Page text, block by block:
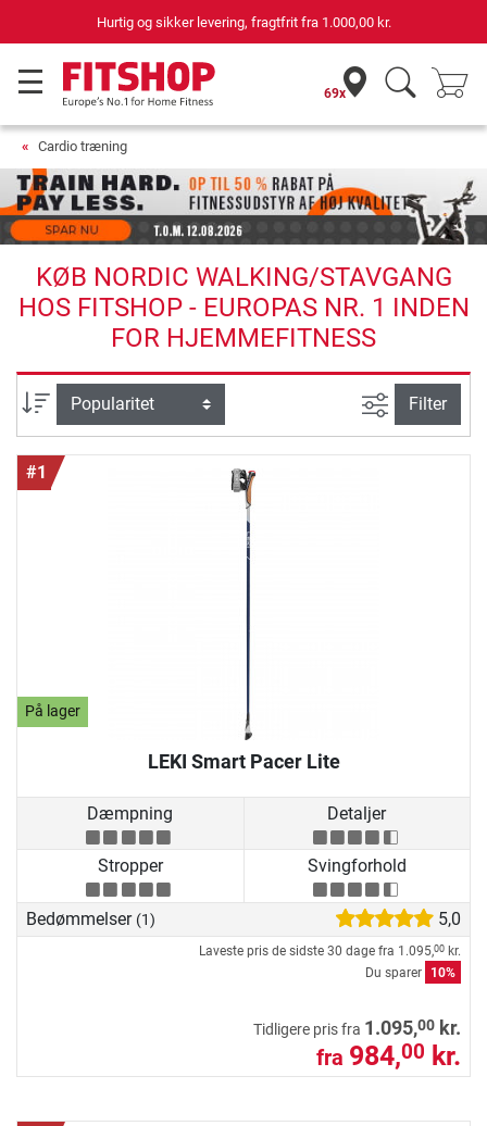
69 butikker med 75 egne servicemontører
69x
Cardio træning
KØB NORDIC WALKING/STAVGANG
HOS FITSHOP - EUROPAS NR. 1 INDEN
FOR HJEMMEFITNESS
sortering Avanceret
Filter
#1
På lager
LEKI Smart Pacer Lite
Dæmpning Detaljer
Stropper Svingforhold
Bedømmelser (1) 5,0
Laveste pris de sidste 30 dage fra 1.095,00 kr.
Du sparer
10%
Tidligere pris fra 1.095,00 kr.
fra 984,00 kr.